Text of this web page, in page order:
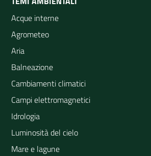
Acque interne
Agrometeo
Aria
Balneazione
Cambiamenti climatici
Campi elettromagnetici
Idrologia
Luminosità del cielo
Mare e lagune